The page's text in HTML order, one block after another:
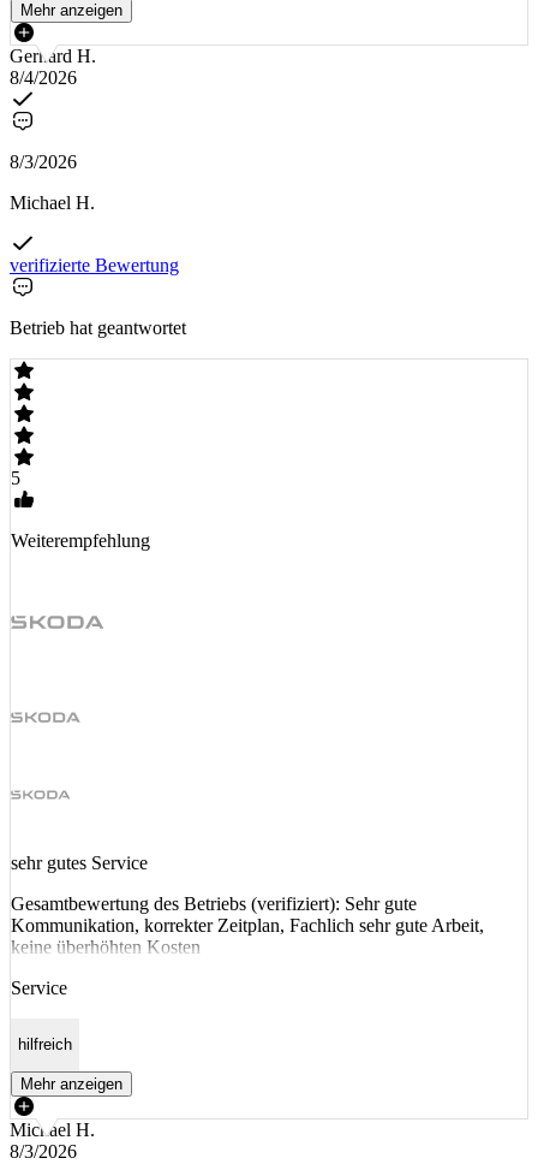
Mehr anzeigen
Gerhard H.
8/4/2026
8/3/2026
Michael H.
verifizierte Bewertung
Betrieb hat geantwortet
5
Weiterempfehlung
sehr gutes Service
Gesamtbewertung des Betriebs (verifiziert): Sehr gute
Kommunikation, korrekter Zeitplan, Fachlich sehr gute Arbeit,
keine überhöhten Kosten
Service
hilfreich
Mehr anzeigen
Michael H.
8/3/2026